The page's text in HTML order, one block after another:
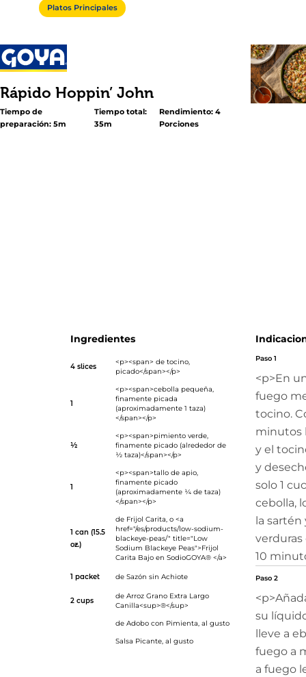
Platos Principales
Rápido Hoppin’ John
Tiempo de
preparación: 5m
Tiempo total:
35m
Rendimiento: 4
Porciones
Ingredientes
4 slices
<p><span> de tocino,
picado</span></p>
1
<p><span>cebolla pequeña,
finamente picada
(aproximadamente 1 taza)
</span></p>
½
<p><span>pimiento verde,
finamente picado (alrededor de
½ taza)</span></p>
1
<p><span>tallo de apio,
finamente picado
(aproximadamente ¼ de taza)
</span></p>
1 can (15.5
oz.)
de Frijol Carita, o <a
href="/es/products/low-sodium-
blackeye-peas/" title="Low
Sodium Blackeye Peas">Frijol
Carita Bajo en SodioGOYA® </a>
1 packet de Sazón sin Achiote
2 cups
de Arroz Grano Extra Largo
Canilla<sup>®</sup>
de Adobo con Pimienta, al gusto
Salsa Picante, al gusto
Paso 1
<p>En
fuego
tocino.
minutos
y el
y
solo 1
cebolla,
la
verduras
10
Paso 2
su
lleve a
fuego a
a fuego